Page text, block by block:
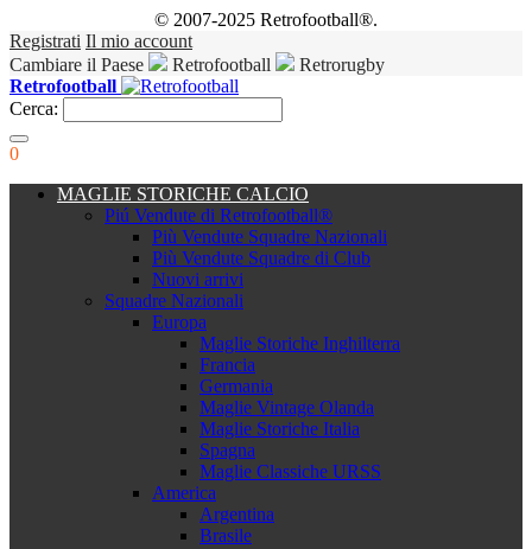
© 2007-2025 Retrofootball®.
Registrati Il mio account
Cambiare il Paese
Retrofootball
Retrorugby
Retrofootball
Cerca:
0
MAGLIE STORICHE CALCIO
Piú Vendute di Retrofootball®
Più Vendute Squadre Nazionali
Più Vendute Squadre di Club
Nuovi arrivi
Squadre Nazionali
Europa
Maglie Storiche Inghilterra
Francia
Germania
Maglie Vintage Olanda
Maglie Storiche Italia
Spagna
Maglie Classiche URSS
America
Argentina
Brasile